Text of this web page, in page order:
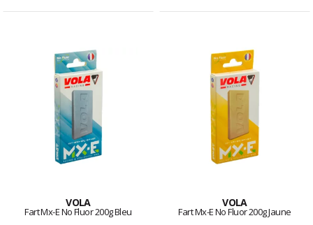
VOLA
Fart Mx-E No Fluor 200g Bleu
VOLA
Fart Mx-E No Fluor 200g Jaune